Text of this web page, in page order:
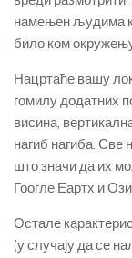
намењен људима
било ком
Нацртаће вашу
гомилу додатних
висина,
нагиб нагиба.
што значи да их
Гоогле Еартх и
Остале
(у случају да се